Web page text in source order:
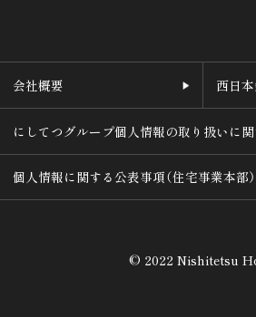
会社概要 西日
にしてつグループ個人情報の取り扱いに
個人情報に関する公表事項（住宅事業本部）
© 2022 Nishitetsu